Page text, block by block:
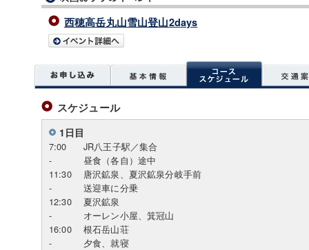
西穂高岳丸山雪山登山2days
スケジュール
1日目
7:00
JR八王子駅／集合
-
昼食（各自）途中
11:30
唐沢鉱泉、夏沢鉱泉分岐手前
-
送迎車に分乗
12:30
夏沢鉱泉
-
オーレン小屋、箕冠山
16:00
根石岳山荘
-
夕食、就寝